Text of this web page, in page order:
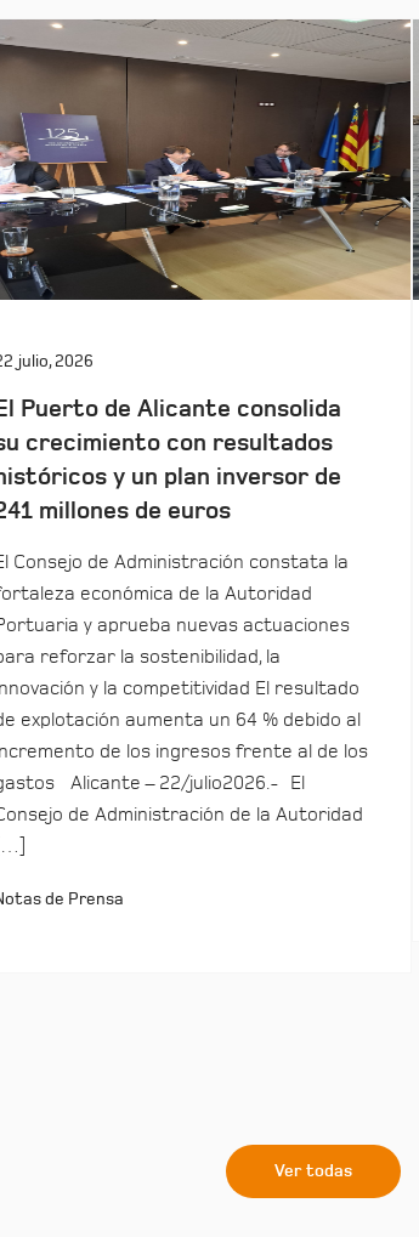
julio, 2026
Puerto de Alicante consolida
crecimiento con resultados
y un plan inversor de
millones de euros
Consejo de Administración constata la
económica de la Autoridad
y aprueba nuevas actuaciones
reforzar la sostenibilidad, la
y la competitividad El resultado
explotación aumenta un 64 % debido al
de los ingresos frente al de los
Alicante – 22/julio2026.- El
de Administración de la Autoridad
de Prensa
Ver todas